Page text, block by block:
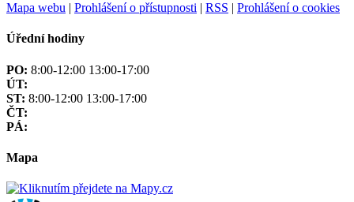
Mapa webu | Prohlášení o přístupnosti | RSS | Prohlášení o cookies
Úřední hodiny
PO: 8:00-12:00 13:00-17:00
ÚT:
ST: 8:00-12:00 13:00-17:00
ČT:
PÁ:
Mapa